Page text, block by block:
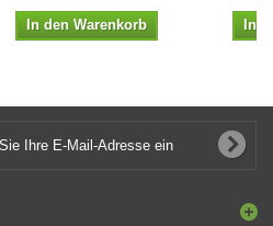
In den Warenkorb In